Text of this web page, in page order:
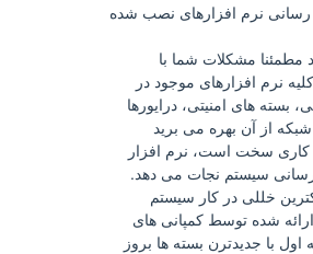
مطمئنا مشکلات شما با
نرم افزارهای موجود در
بسته های امنیتی، درایورها
شبکه از آن بهره می برید
کاری سخت است، نرم افزار
خللی در کار سیستم
شده توسط کمپانی های
با جدیدترن بسته ها بروز